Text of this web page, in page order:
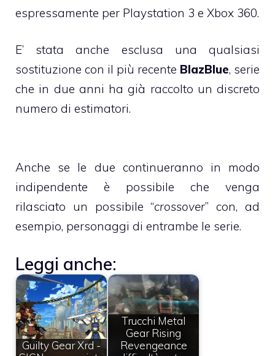
espressamente per Playstation 3 e Xbox 360.
E’ stata anche esclusa una qualsiasi
sostituzione con il più recente BlazBlue, serie
che in due anni ha già raccolto un discreto
numero di estimatori.
Anche se le due continueranno in modo
indipendente è possibile che venga
rilasciato un possibile “crossover” con, ad
esempio, personaggi di entrambe le serie.
Leggi anche:
Guilty Gear Xrd -
Trucchi Metal
Gear Rising
Revengeance